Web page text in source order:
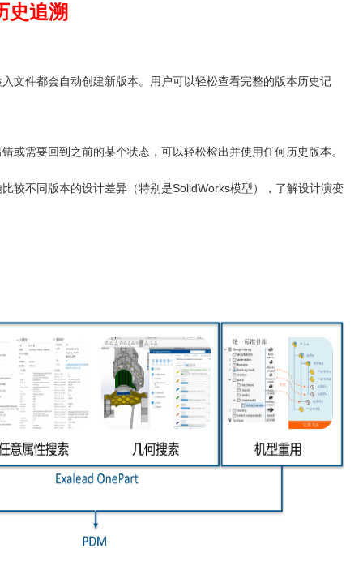
史追溯
文件都会自动创建新版本。用户可以轻松查看完整的版本历史记
或需要回到之前的某个状态，可以轻松检出并使用任何历史版本。
较不同版本的设计差异（特别是SolidWorks模型），了解设计演变